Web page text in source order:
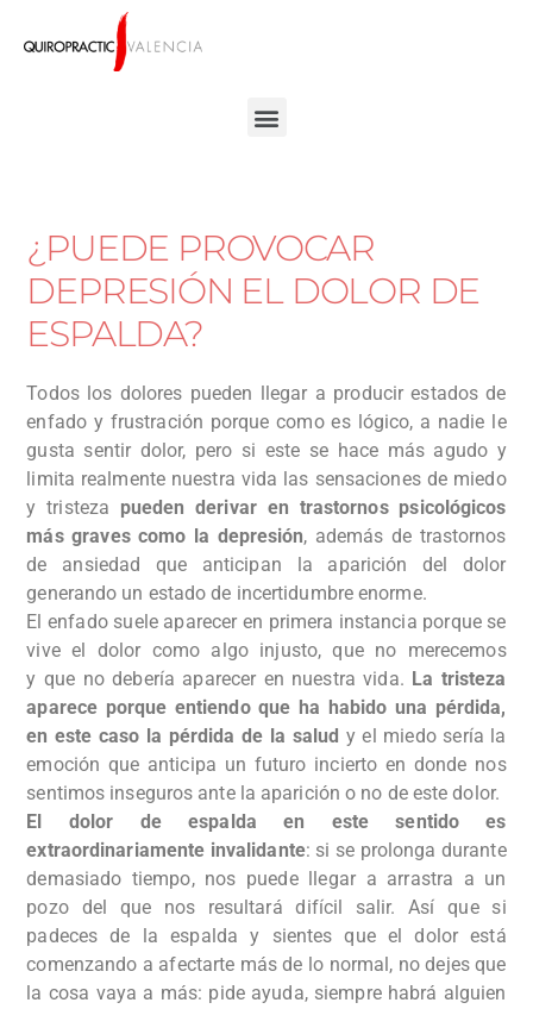
¿PUEDE PROVOCAR
DEPRESIÓN EL DOLOR DE
ESPALDA?
Todos los dolores pueden llegar a producir estados de
enfado y frustración porque como es lógico, a nadie le
gusta sentir dolor, pero si este se hace más agudo y
limita realmente nuestra vida las sensaciones de miedo
y tristeza pueden derivar en trastornos psicológicos
más graves como la depresión, además de trastornos
de ansiedad que anticipan la aparición del dolor
generando un estado de incertidumbre enorme.
El enfado suele aparecer en primera instancia porque se
vive el dolor como algo injusto, que no merecemos
y que no debería aparecer en nuestra vida. La tristeza
aparece porque entiendo que ha habido una pérdida,
en este caso la pérdida de la salud y el miedo sería la
emoción que anticipa un futuro incierto en donde nos
sentimos inseguros ante la aparición o no de este dolor.
El dolor de espalda en este sentido es
extraordinariamente invalidante: si se prolonga durante
demasiado tiempo, nos puede llegar a arrastra a un
pozo del que nos resultará difícil salir. Así que si
padeces de la espalda y sientes que el dolor está
comenzando a afectarte más de lo normal, no dejes que
la cosa vaya a más: pide ayuda, siempre habrá alguien